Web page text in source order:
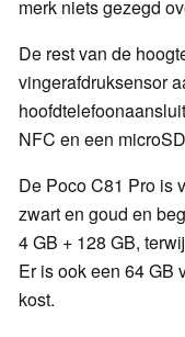
merk niets gezegd
De rest van de
vingerafdruksensor
NFC en een
De Poco C81 Pro is
zwart en goud en
4 GB + 128 GB,
Er is ook een 64 GB
kost.